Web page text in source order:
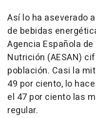
Así lo ha aseverado
de bebidas
Agencia Española
Nutrición (AESAN)
población. Casi la
49 por ciento, lo
el 47 por ciento las
regular.